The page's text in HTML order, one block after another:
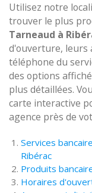
Utilisez notre
trouver le plus
Tarneaud à
d'ouverture, leurs
téléphone du
des options
plus détaillées.
carte interactive
agence près de
Services
Ribérac
Produits
Horaires